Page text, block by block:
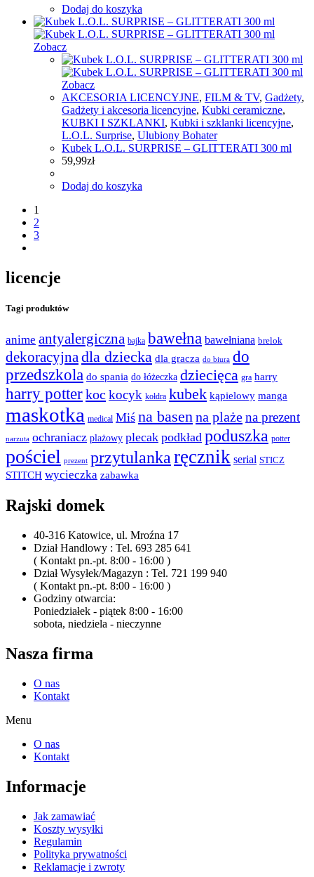
Dodaj do koszyka
Zobacz
Zobacz
AKCESORIA LICENCYJNE, FILM & TV, Gadżety,
Gadżety i akcesoria licencyjne, Kubki ceramiczne,
KUBKI I SZKLANKI, Kubki i szklanki licencyjne,
L.O.L. Surprise, Ulubiony Bohater
Kubek L.O.L. SURPRISE – GLITTERATI 300 ml
59,99zł
Dodaj do koszyka
1
2
3
licencje
Tagi produktów
anime antyalergiczna bajka bawełna bawełniana brelok
dekoracyjna dla dziecka dla gracza do biura do
przedszkola do spania do łóżeczka dziecięca gra harry
harry potterkoc kocyk kołdra kubek kąpielowy manga
maskotka medical Miś na basenna plażena prezent
narzuta ochraniacz plażowy plecak podkład poduszka potter
pościel prezent przytulankaręcznik serial STICZ
STITCH wycieczka zabawka
Rajski domek
40-316 Katowice, ul. Mroźna 17
Dział Handlowy : Tel. 693 285 641
( Kontakt pn.-pt. 8:00 - 16:00 )
Dział Wysyłek/Magazyn : Tel. 721 199 940
( Kontakt pn.-pt. 8:00 - 16:00 )
Godziny otwarcia:
Poniedziałek - piątek 8:00 - 16:00
sobota, niedziela - nieczynne
Nasza firma
O nas
Kontakt
Menu
O nas
Kontakt
Informacje
Jak zamawiać
Koszty wysyłki
Regulamin
Polityka prywatności
Reklamacje i zwroty